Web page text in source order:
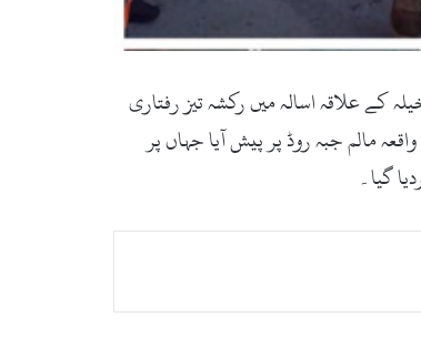
کے مطابق سوات کی تحصیل خوازہ خیلہ کے علاقہ اسالہ میں رکشہ تیز رفتاری
مالم جبہ روڈ پر پیش آیا جہاں پر
گیا۔